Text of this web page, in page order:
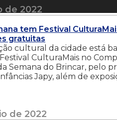
de 2022
tem Festival
gratuitas
cultural da cidade está
CulturaMais no
Semana do Brincar, pelo
Japy, além de
de 2022